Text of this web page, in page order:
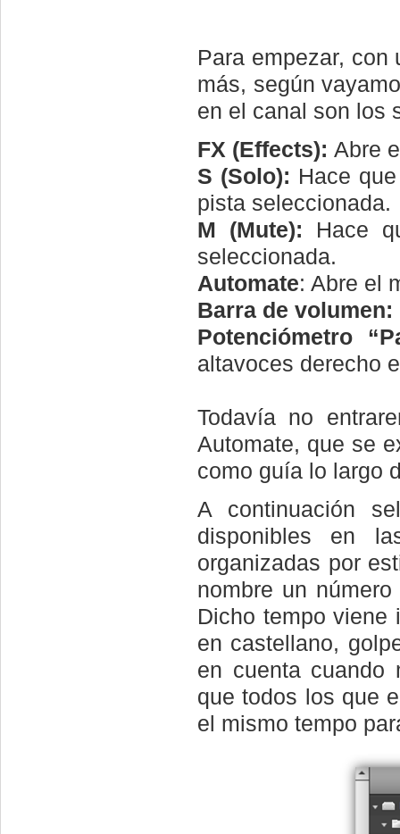
Para empezar, con
más, según
en el canal son los
FX (Effects): Abre
S (Solo): Hace
pista seleccionada.
M (Mute): Hace
seleccionada.
Automate: Abre el
Barra de volumen:
Potenciómetro
altavoces derecho
Todavía no
Automate, que se
como guía lo largo
A continuación
disponibles en
organizadas por
nombre un
Dicho tempo
en castellano,
en cuenta cuando
que todos los que
el mismo tempo